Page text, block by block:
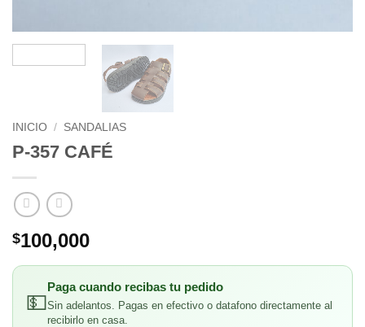
INICIO / SANDALIAS
P-357 CAFÉ
$100,000
💵
Paga cuando recibas tu pedido
Sin adelantos. Pagas en efectivo o datafono directamente al
recibirlo en casa.